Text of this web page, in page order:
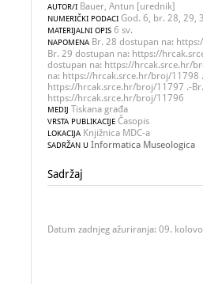
AUTOR/I Bauer, Antun [urednik]
NUMERIČKI PODACI God. 6, br. 28, 29,
MATERIJALNI OPIS 6 sv.
NAPOMENA Br. 28 dostupan na:
Br. 29 dostupan na: https://
dostupan na: https://hrcak.srce.hr/
na: https://hrcak.srce.hr/broj/11798
https://hrcak.srce.hr/broj/11797 .-
https://hrcak.srce.hr/broj/11796
MEDIJ Tiskana građa
VRSTA PUBLIKACIJE Časopis
LOKACIJA Knjižnica MDC-a
SADRŽAN U Informatica Museologica
Sadržaj
Datum zadnjeg ažuriranja: 09.